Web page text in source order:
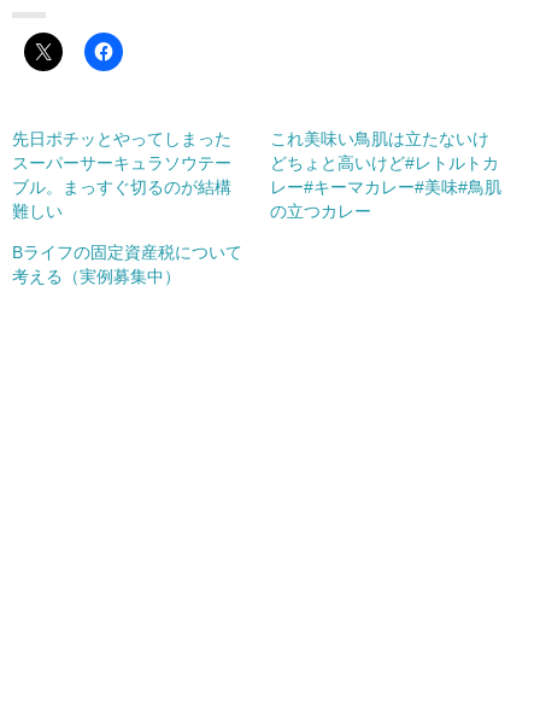
先日ポチッとやってしまった
スーパーサーキュラソウテー
ブル。まっすぐ切るのが結構
難しい
これ美味い鳥肌は立たないけ
どちょと高いけど#レトルトカ
レー#キーマカレー#美味#鳥肌
の立つカレー
Bライフの固定資産税について
考える（実例募集中）